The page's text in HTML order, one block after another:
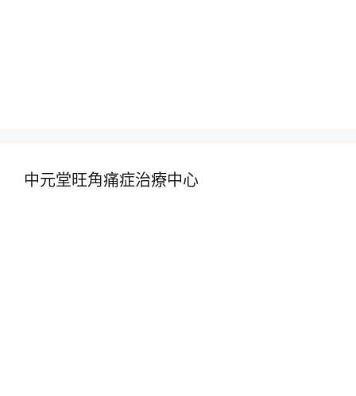
中元堂旺角痛症治療中心